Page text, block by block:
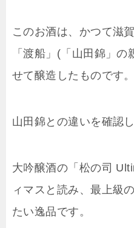
このお酒は、かつて滋
「渡船」(「山田錦」
せて醸造したものです。
山田錦との違いを確認
大吟醸酒の「松の司
ィマスと読み、最上級
たい逸品です。